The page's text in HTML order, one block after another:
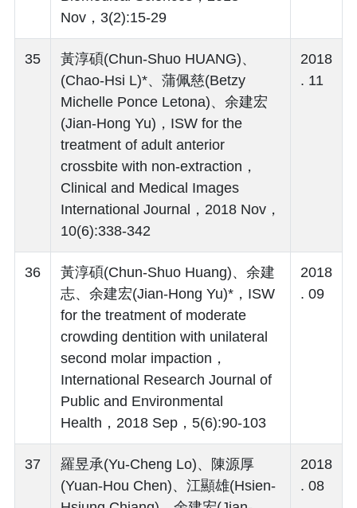
Nov，3(2):15-29
35
黃淳碩(Chun-Shuo HUANG)、
(Chao-Hsi L)*、蒲佩慈(Betzy
Michelle Ponce Letona)、余建宏
(Jian-Hong Yu)，ISW for the
treatment of adult anterior
crossbite with non-extraction，
Clinical and Medical Images
International Journal，2018 Nov，
10(6):338-342
2018
. 11
36
黃淳碩(Chun-Shuo Huang)、余建
志、余建宏(Jian-Hong Yu)*，ISW
for the treatment of moderate
crowding dentition with unilateral
second molar impaction，
International Research Journal of
Public and Environmental
Health，2018 Sep，5(6):90-103
2018
. 09
37
羅昱承(Yu-Cheng Lo)、陳源厚
(Yuan-Hou Chen)、江顯雄(Hsien-
2018
. 08